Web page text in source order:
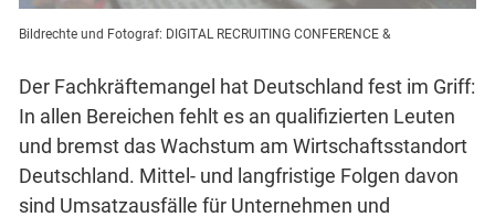
Bildrechte und Fotograf: DIGITAL RECRUITING CONFERENCE &
Der Fachkräftemangel hat Deutschland fest im Griff:
In allen Bereichen fehlt es an qualifizierten Leuten
und bremst das Wachstum am Wirtschaftsstandort
Deutschland. Mittel- und langfristige Folgen davon
sind Umsatzausfälle für Unternehmen und